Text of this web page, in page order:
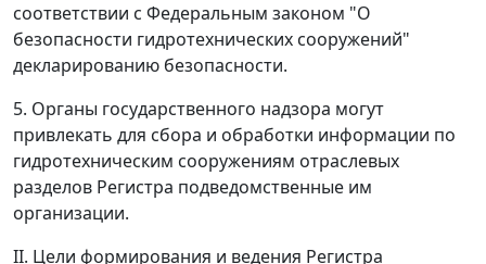
соответствии с Федеральным законом "О
безопасности гидротехнических сооружений"
декларированию безопасности.
5. Органы государственного надзора могут
привлекать для сбора и обработки информации по
гидротехническим сооружениям отраслевых
разделов Регистра подведомственные им
организации.
II. Цели формирования и ведения Регистра